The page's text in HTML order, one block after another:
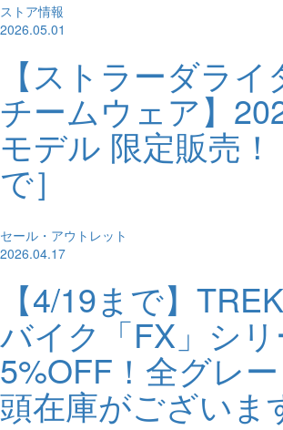
ストア情報
2026.05.01
【ストラーダラ
チームウェア】
モデル 限定販売！
で］
セール・アウトレット
2026.04.17
【4/19まで】
バイク「FX」シ
5%OFF！全グレ
頭在庫がございま